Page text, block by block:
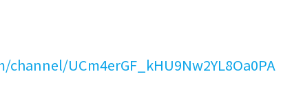
UCm4erGF_kHU9Nw2YL8Oa0PA